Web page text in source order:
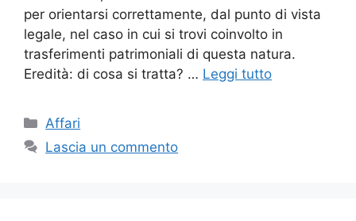
per orientarsi correttamente, dal punto di vista
legale, nel caso in cui si trovi coinvolto in
trasferimenti patrimoniali di questa natura.
Eredità: di cosa si tratta? … Leggi tutto
Categorie
Affari
Lascia un commento